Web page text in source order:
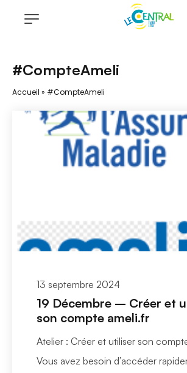
#CompteAmeli
Accueil » #CompteAmeli
13 septembre 2024
19 Décembre – Créer et
son compte ameli.fr
Atelier : Créer et utiliser son
Vous avez besoin d’accéder